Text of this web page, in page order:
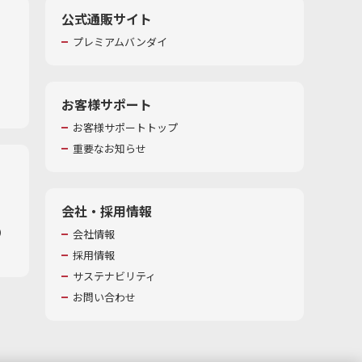
公式通販サイト
プレミアムバンダイ
お客様サポート
お客様サポートトップ
重要なお知らせ
会社・採用情報
会社情報
採用情報
サステナビリティ
お問い合わせ